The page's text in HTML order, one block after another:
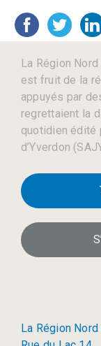
La Région
est fruit de la
appuyés par
regrettaient la
quotidien édité
d’Yverdon
La Région